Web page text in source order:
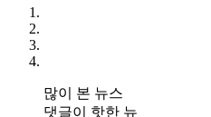
많이 본 뉴스
댓글이 핫한 뉴